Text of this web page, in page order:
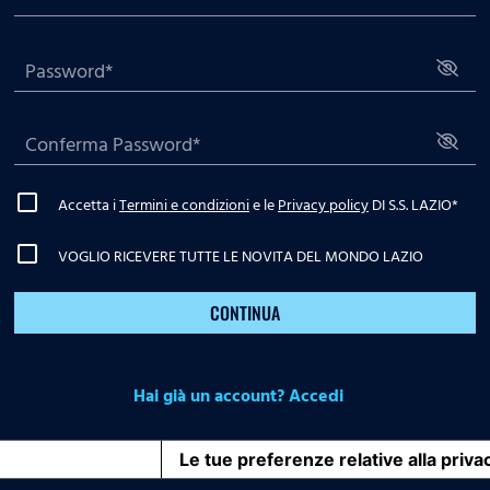
Accetta iTermini e condizionie lePrivacy policyDI S.S. LAZIO*
VOGLIO RICEVERE TUTTE LE NOVITA DEL MONDO LAZIO
CONTINUA
Hai già un account? Accedi
Le tue preferenze relative alla